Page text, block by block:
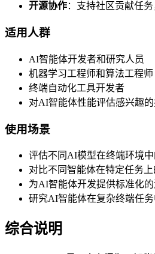
开源协作：支持社区贡献任
适用人群
AI智能体开发者和研究人员
机器学习工程师和算法工程师
终端自动化工具开发者
对AI智能体性能评估感兴趣
使用场景
评估不同AI模型在终端环境
对比不同智能体在特定任务
为AI智能体开发提供标准化
研究AI智能体在复杂终端任
综合说明